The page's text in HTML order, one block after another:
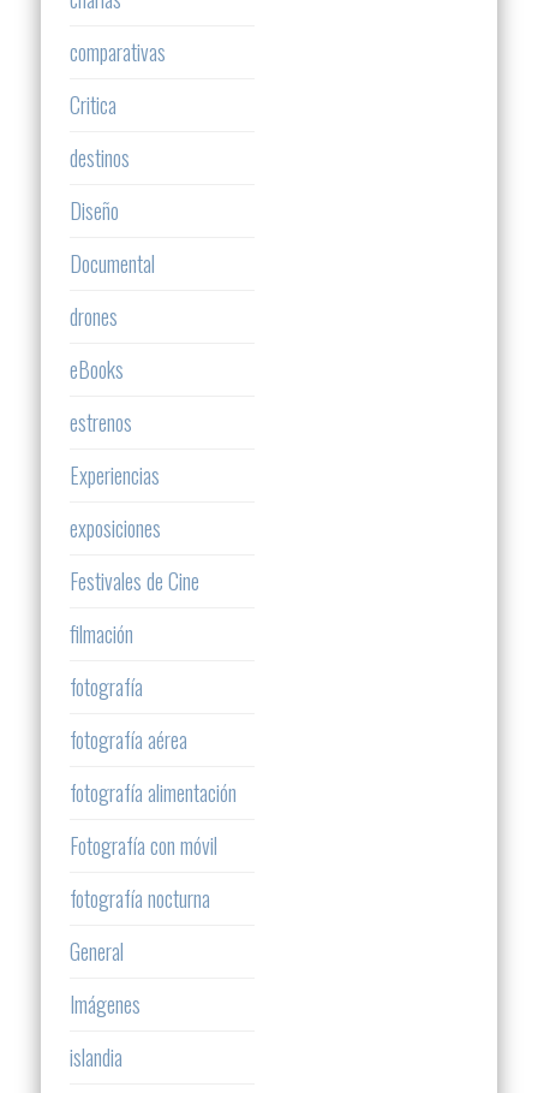
comparativas
Critica
destinos
Diseño
Documental
drones
eBooks
estrenos
Experiencias
exposiciones
Festivales de Cine
filmación
fotografía
fotografía aérea
fotografía alimentación
Fotografía con móvil
fotografía nocturna
General
Imágenes
islandia